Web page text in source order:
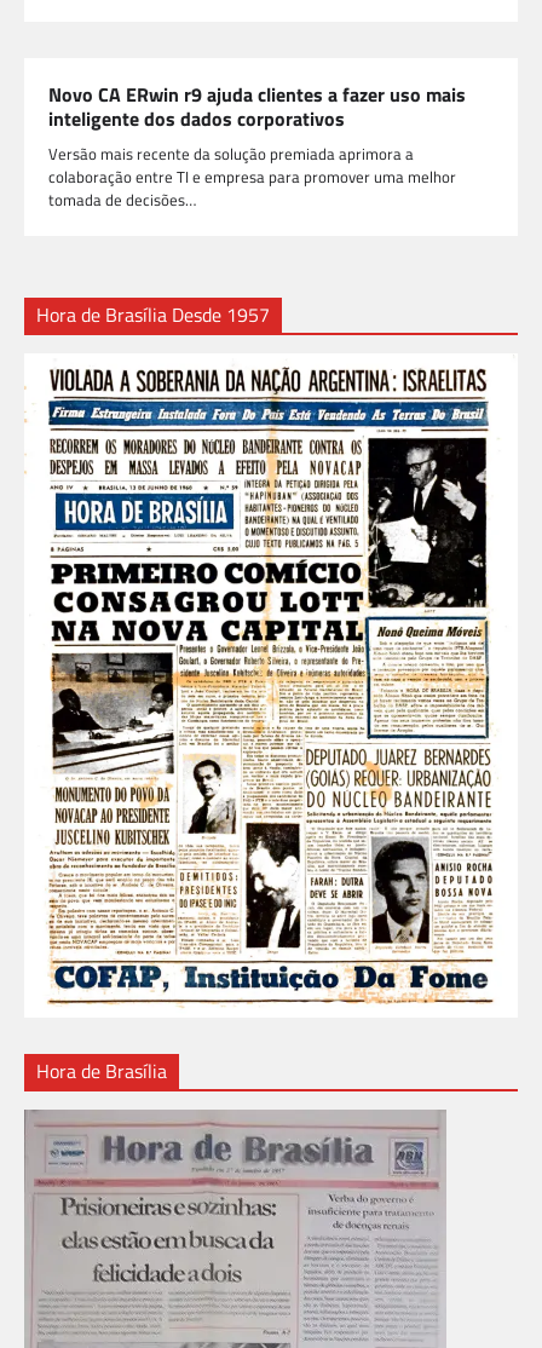
Novo CA ERwin r9 ajuda clientes a fazer uso mais
inteligente dos dados corporativos
Versão mais recente da solução premiada aprimora a
colaboração entre TI e empresa para promover uma melhor
tomada de decisões…
Hora de Brasília Desde 1957
Hora de Brasília